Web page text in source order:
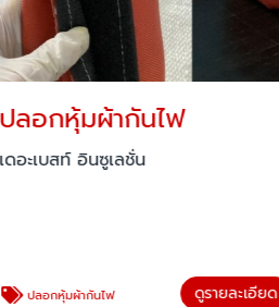
ปลอกหุ้มผ้ากันไฟ
เดอะเบสท์ อินซูเลชั่น
ปลอกหุ้มผ้ากันไฟ ดูรายละเอียด